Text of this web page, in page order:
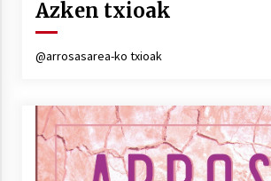
Azken txioak
@arrosasarea-ko txioak